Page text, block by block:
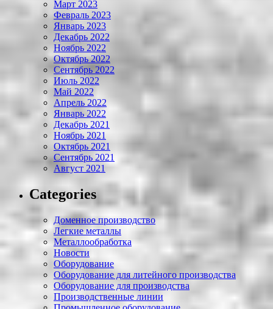
Март 2023
Февраль 2023
Январь 2023
Декабрь 2022
Ноябрь 2022
Октябрь 2022
Сентябрь 2022
Июль 2022
Май 2022
Апрель 2022
Январь 2022
Декабрь 2021
Ноябрь 2021
Октябрь 2021
Сентябрь 2021
Август 2021
Categories
Доменное производство
Легкие металлы
Металлообработка
Новости
Оборудование
Оборудование для литейного производства
Оборудование для производства
Производственные линии